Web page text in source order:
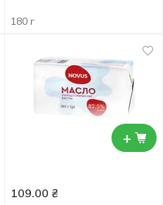
180 г
+
109.00 ₴